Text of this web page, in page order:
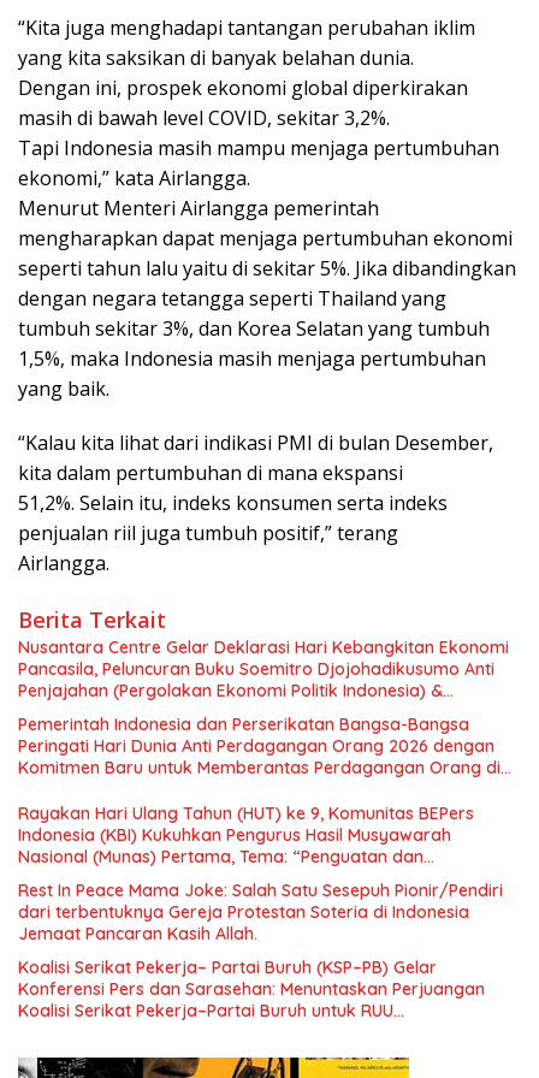
“Kita juga menghadapi tantangan perubahan iklim
yang kita saksikan di banyak belahan dunia.
Dengan ini, prospek ekonomi global diperkirakan
masih di bawah level COVID, sekitar 3,2%.
Tapi Indonesia masih mampu menjaga pertumbuhan
ekonomi,” kata Airlangga.
Menurut Menteri Airlangga pemerintah
mengharapkan dapat menjaga pertumbuhan ekonomi
seperti tahun lalu yaitu di sekitar 5%. Jika dibandingkan
dengan negara tetangga seperti Thailand yang
tumbuh sekitar 3%, dan Korea Selatan yang tumbuh
1,5%, maka Indonesia masih menjaga pertumbuhan
yang baik.
“Kalau kita lihat dari indikasi PMI di bulan Desember,
kita dalam pertumbuhan di mana ekspansi
51,2%. Selain itu, indeks konsumen serta indeks
penjualan riil juga tumbuh positif,” terang
Airlangga.
Berita Terkait
Nusantara Centre Gelar Deklarasi Hari Kebangkitan Ekonomi
Pancasila, Peluncuran Buku Soemitro Djojohadikusumo Anti
Penjajahan (Pergolakan Ekonomi Politik Indonesia) &
Simposium Nasional “Urgensi Undang-Undang Perekonomian
Nasional dan Kesejahteraan Sosial dalam Menata Bangsa
Menuju Indonesia Emas 2045”,
Pemerintah Indonesia dan Perserikatan Bangsa-Bangsa
Peringati Hari Dunia Anti Perdagangan Orang 2026 dengan
Komitmen Baru untuk Memberantas Perdagangan Orang di
Rayakan Hari Ulang Tahun (HUT) ke 9, Komunitas BEPers
Indonesia (KBI) Kukuhkan Pengurus Hasil Musyawarah
Nasional (Munas) Pertama, Tema: “Penguatan dan
Pengembangan Organisasi KBI yang Berbasis Riset di seluruh
Indonesia dan Mancanegara”.
Rest In Peace Mama Joke: Salah Satu Sesepuh Pionir/Pendiri
dari terbentuknya Gereja Protestan Soteria di Indonesia
Jemaat Pancaran Kasih Allah.
Koalisi Serikat Pekerja– Partai Buruh (KSP–PB) Gelar
Konferensi Pers dan Sarasehan: Menuntaskan Perjuangan
Koalisi Serikat Pekerja–Partai Buruh untuk RUU